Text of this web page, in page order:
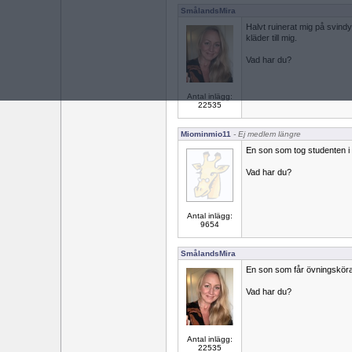
SmålandsMira
Antal inlägg:
22535
Halvt ruinerat mig på
kläder till mig.
Vad har du?
Miominmio11 - Ej medlem längre
Antal inlägg:
9654
En son som tog studenten
Vad har du?
SmålandsMira
Antal inlägg:
22535
En son som får
Vad har du?